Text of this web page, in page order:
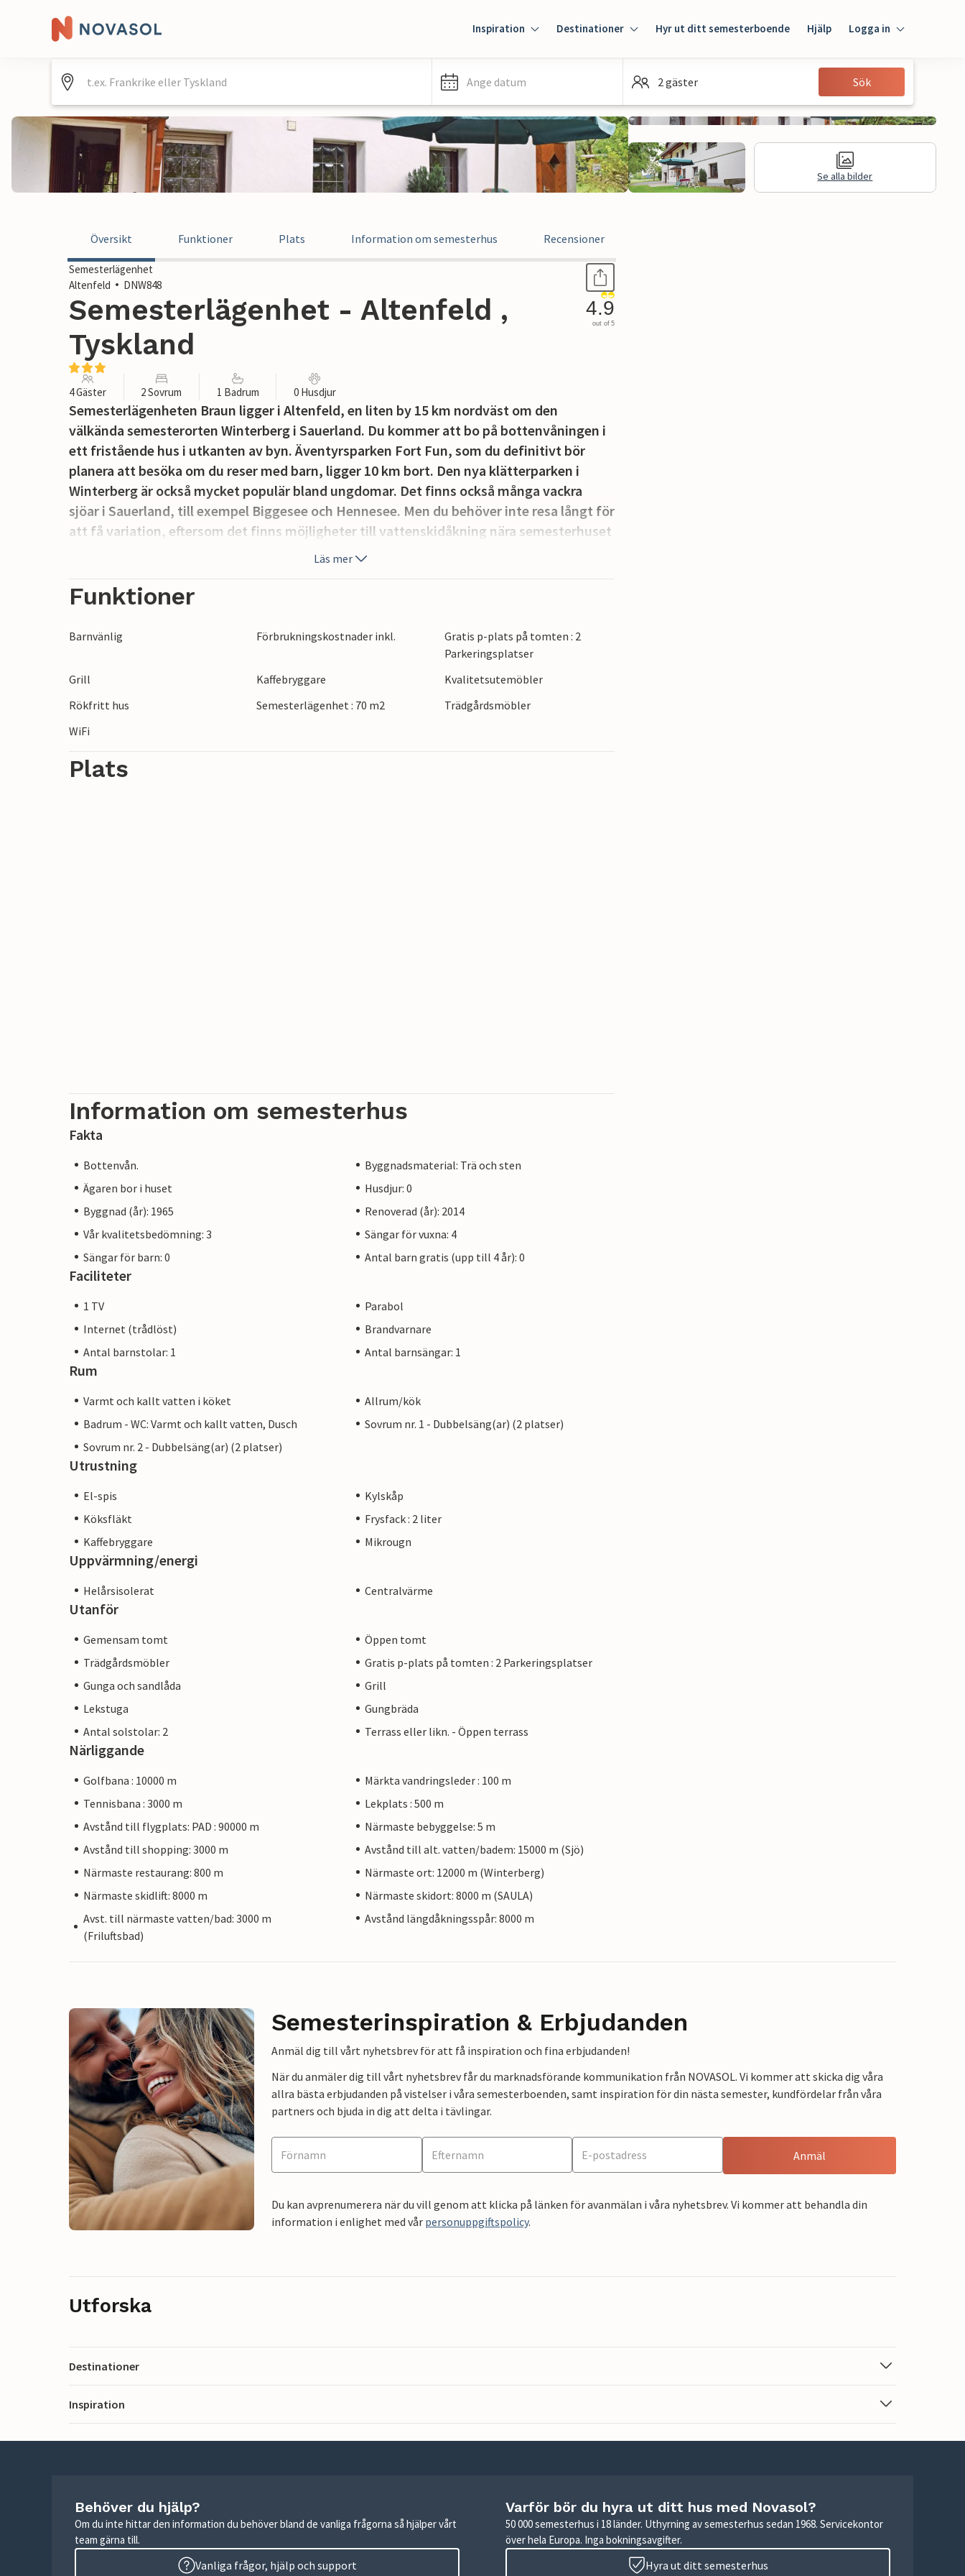
Inspiration Destinationer Hyr ut ditt semesterboende Hjälp Logga in
Gäst
Ange datum 2 gäster Sök
Se alla bilder
Översikt Funktioner Plats Information om semesterhus Recensioner
Semesterlägenhet
Altenfeld
DNW848
Semesterlägenhet - Altenfeld ,
Tyskland
4.9
out of 5
4 Gäster 2 Sovrum 1 Badrum 0 Husdjur
Semesterlägenheten Braun ligger i Altenfeld, en liten by 15 km nordväst om den
välkända semesterorten Winterberg i Sauerland. Du kommer att bo på bottenvåningen i
ett fristående hus i utkanten av byn. Äventyrsparken Fort Fun, som du definitivt bör
planera att besöka om du reser med barn, ligger 10 km bort. Den nya klätterparken i
Winterberg är också mycket populär bland ungdomar. Det finns också många vackra
sjöar i Sauerland, till exempel Biggesee och Hennesee. Men du behöver inte resa långt för
att få variation, eftersom det finns möjligheter till vattenskidåkning nära semesterhuset
och vackra vandringsleder börjar precis utanför dörren. Vad sägs om en resa till Brilon, en
rullstolsanvändare.
Läs mer
Funktioner
Barnvänlig Förbrukningskostnader inkl.
Gratis p-plats på tomten : 2
Parkeringsplatser
Grill
Kaffebryggare
Kvalitetsutemöbler
Rökfritt hus
Semesterlägenhet : 70 m2
Trädgårdsmöbler
WiFi
Plats
Information om semesterhus
Fakta
Bottenvån.
Byggnadsmaterial: Trä och sten
Ägaren bor i huset
Husdjur: 0
Byggnad (år): 1965
Renoverad (år): 2014
Vår kvalitetsbedömning: 3
Sängar för vuxna: 4
Sängar för barn: 0
Antal barn gratis (upp till 4 år): 0
Faciliteter
1 TV
Parabol
Internet (trådlöst)
Brandvarnare
Antal barnstolar: 1
Antal barnsängar: 1
Rum
Varmt och kallt vatten i köket
Allrum/kök
Badrum - WC: Varmt och kallt vatten, Dusch
Sovrum nr. 1 - Dubbelsäng(ar) (2 platser)
Sovrum nr. 2 - Dubbelsäng(ar) (2 platser)
Utrustning
El-spis
Kylskåp
Köksfläkt
Frysfack : 2 liter
Kaffebryggare
Mikrougn
Uppvärmning/energi
Helårsisolerat Centralvärme
Utanför
Gemensam tomt
Öppen tomt
Trädgårdsmöbler
Gratis p-plats på tomten : 2 Parkeringsplatser
Gunga och sandlåda
Grill
Lekstuga
Gungbräda
Antal solstolar: 2
Terrass eller likn. - Öppen terrass
Närliggande
Golfbana : 10000 m
Märkta vandringsleder : 100 m
Tennisbana : 3000 m
Lekplats : 500 m
Avstånd till flygplats: PAD : 90000 m
Närmaste bebyggelse: 5 m
Avstånd till shopping: 3000 m
Avstånd till alt. vatten/badem: 15000 m (Sjö)
Närmaste restaurang: 800 m
Närmaste ort: 12000 m (Winterberg)
Närmaste skidlift: 8000 m
Närmaste skidort: 8000 m (SAULA)
Avst. till närmaste vatten/bad: 3000 m
(Friluftsbad)
Avstånd längdåkningsspår: 8000 m
Semesterinspiration & Erbjudanden
Anmäl dig till vårt nyhetsbrev för att få inspiration och fina erbjudanden!
När du anmäler dig till vårt nyhetsbrev får du marknadsförande kommunikation från NOVASOL. Vi kommer att skicka dig våra
allra bästa erbjudanden på vistelser i våra semesterboenden, samt inspiration för din nästa semester, kundfördelar från våra
partners och bjuda in dig att delta i tävlingar.
Anmäl
Du kan avprenumerera när du vill genom att klicka på länken för avanmälan i våra nyhetsbrev. Vi kommer att behandla din
information i enlighet med vår personuppgiftspolicy.
Utforska
Destinationer
Inspiration
Behöver du hjälp?
Om du inte hittar den information du behöver bland de vanliga frågorna så hjälper vårt
team gärna till.
Vanliga frågor, hjälp och support
Varför bör du hyra ut ditt hus med Novasol?
50 000 semesterhus i 18 länder. Uthyrning av semesterhus sedan 1968. Servicekontor
över hela Europa. Inga bokningsavgifter.
Hyra ut ditt semesterhus